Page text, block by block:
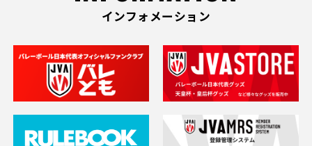
インフォメーション